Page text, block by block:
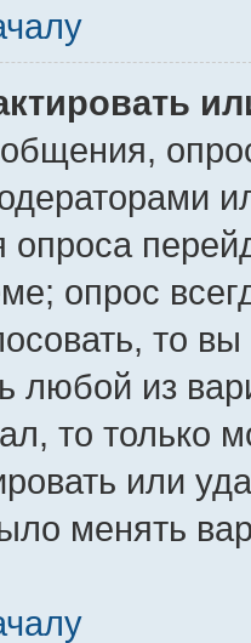
опроса
опрос
то
любой из
то только
или
менять